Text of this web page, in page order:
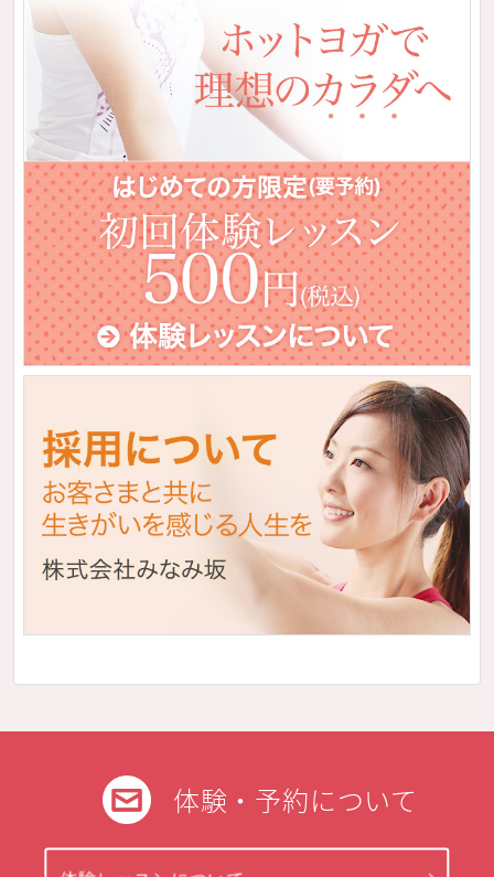
体験・予約について